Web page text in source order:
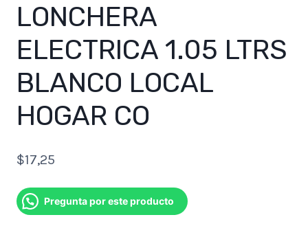
LONCHERA
ELECTRICA 1.05 LTRS
BLANCO LOCAL
HOGAR CO
$17,25
Pregunta por este producto